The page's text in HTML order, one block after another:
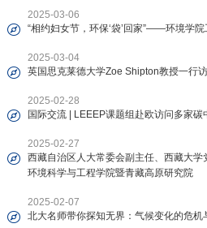
2025-03-06
“相约妇女节，环保‘袋’回家”——环境学院
2025-03-04
英国思克莱德大学Zoe Shipton教授一行
2025-02-28
国际交流 | LEEEP课题组赴欧访问多家碳
2025-02-27
西藏自治区人大常委会副主任、西藏大
环境科学与工程学院暨青藏高原研究院
2025-02-07
北大名师带你探知无界：气候变化的危机